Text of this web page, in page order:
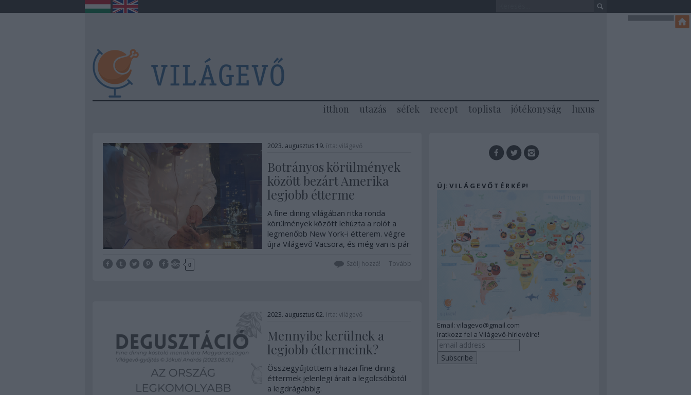
itthon utazás séfek recept toplista jótékonyság luxus
2023. augusztus 19. írta: világevő
Botrányos körülmények
között bezárt Amerika
legjobb étterme
A fine dining világában ritka ronda
körülmények között lehúzta a rolót a
legmenőbb New York-i étterem. végre
újra Világevő Vacsora, és még van is pár
Tetszik 0 Tovább
Szólj hozzá!
2023. augusztus 02. írta: világevő
Mennyibe kerülnek a
legjobb éttermeink?
Összegyűjtöttem a hazai fine dining
éttermek jelenlegi árait a legolcsóbbtól
a legdrágábbig.
Ú J: V I L Á G E V Ő T É R K É P!
Email: vilagevo@gmail.com
Iratkozz fel a Világevő-hírlevélre!